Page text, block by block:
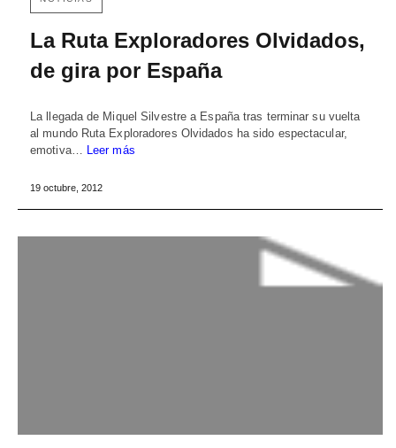
La Ruta Exploradores Olvidados,
de gira por España
La llegada de Miquel Silvestre a España tras terminar su vuelta
al mundo Ruta Exploradores Olvidados ha sido espectacular,
emotiva… Leer más
19 octubre, 2012